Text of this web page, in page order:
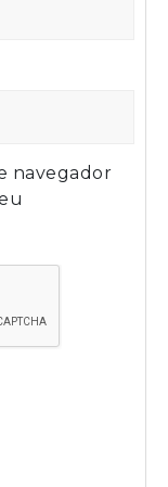
navegador